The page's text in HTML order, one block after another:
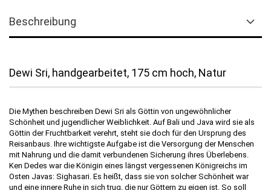
Beschreibung
Dewi Sri, handgearbeitet, 175 cm hoch, Natur
Die Mythen beschreiben Dewi Sri als Göttin von ungewöhnlicher
Schönheit und jugendlicher Weiblichkeit. Auf Bali und Java wird sie als
Göttin der Fruchtbarkeit verehrt, steht sie doch für den Ursprung des
Reisanbaus. Ihre wichtigste Aufgabe ist die Versorgung der Menschen
mit Nahrung und die damit verbundenen Sicherung ihres Überlebens.
Ken Dedes war die Königin eines längst vergessenen Königreichs im
Osten Javas: Sighasari. Es heißt, dass sie von solcher Schönheit war
und eine innere Ruhe in sich trug, die nur Göttern zu eigen ist. So soll